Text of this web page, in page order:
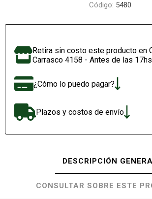
Código: 5480
Retira sin costo este producto en
Carrasco 4158 - Antes de las 17hs
¿Cómo lo puedo pagar?
Plazos y costos de envío
DESCRIPCIÓN
CONSULTAR SOBRE ESTE